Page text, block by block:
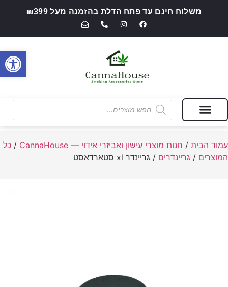
משלוח חינם עד פתח הדלת בהזמנה מעל ₪399
עמוד הבית / חנות מוצרי עישון ואביזרי אידוי — CannaHouse / כל
המוצרים / גריינדרים / גריינדר xl סטארדאסט
פתח